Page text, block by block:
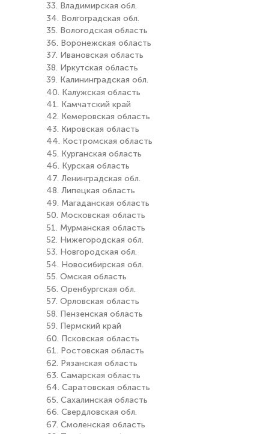
33. Владимирская обл.
34. Волгоградская обл.
35. Вологодская область
36. Воронежская область
37. Ивановская область
38. Иркутская область
39. Калининградская обл.
40. Калужская область
41. Камчатский край
42. Кемеровская область
43. Кировская область
44. Костромская область
45. Курганская область
46. Курская область
47. Ленинградская обл.
48. Липецкая область
49. Магаданская область
50. Московская область
51. Мурманская область
52. Нижегородская обл.
53. Новгородская обл.
54. Новосибирская обл.
55. Омская область
56. Оренбургская обл.
57. Орловская область
58. Пензенская область
59. Пермский край
60. Псковская область
61. Ростовская область
62. Рязанская область
63. Самарская область
64. Саратовская область
65. Сахалинская область
66. Свердловская обл.
67. Смоленская область